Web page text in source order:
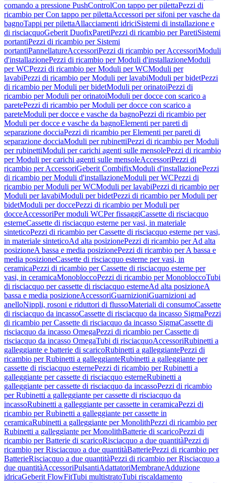
comando a pressione PushControlCon tappo per pilettaPezzi di
ricambio per Con tappo per pilettaAccessori per sifoni per vasche da
bagnoTappi per pilettaAllacciamenti idriciSistemi di installazione e
di risciacquoGeberit DuofixParetiPezzi di ricambio per ParetiSistemi
portantiPezzi di ricambio per Sistemi
portantiPannellatureAccessoriPezzi di ricambio per AccessoriModuli
d'installazionePezzi di ricambio per Moduli d'installazioneModuli
per WCPezzi di ricambio per Moduli per WCModuli per
lavabiPezzi di ricambio per Moduli per lavabiModuli per bidetPezzi
di ricambio per Moduli per bidetModuli per orinatoiPezzi di
ricambio per Moduli per orinatoiModuli per docce con scarico a
paretePezzi di ricambio per Moduli per docce con scarico a
pareteModuli per docce e vasche da bagnoPezzi di ricambio per
Moduli per docce e vasche da bagnoElementi per pareti di
separazione docciaPezzi di ricambio per Elementi per pareti di
separazione docciaModuli per rubinettiPezzi di ricambio per Moduli
per rubinettiModuli per carichi agenti sulle mensolePezzi di ricambio
per Moduli per carichi agenti sulle mensoleAccessoriPezzi di
ricambio per AccessoriGeberit CombifixModuli d'installazionePezzi
di ricambio per Moduli d'installazioneModuli per WCPezzi di
ricambio per Moduli per WCModuli per lavabiPezzi di ricambio per
Moduli per lavabiModuli per bidetPezzi di ricambio per Moduli per
bidetModuli per doccePezzi di ricambio per Moduli per
docceAccessoriPer moduli WCPer fissaggiCassette di risciacquo
esterneCassette di risciacquo esterne per vasi, in materiale
sinteticoPezzi di ricambio per Cassette di risciacquo esterne per vasi,
in materiale sinteticoAd alta posizionePezzi di ricambio per Ad alta
posizioneA bassa e media posizionePezzi di ricambio per A bassa e
media posizioneCassette di risciacquo esterne per vasi, in
ceramicaPezzi di ricambio per Cassette di risciacquo esterne per
vasi, in ceramicaMonobloccoPezzi di ricambio per MonobloccoTubi
di risciacquo per cassette di risciacquo esterneAd alta posizioneA
bassa e media posizioneAccessoriGuarnizioniGuarnizioni ad
anelloNippli, rosoni e riduttori di flussoMateriali di consumoCassette
di risciacquo da incassoCassette di risciacquo da incasso SigmaPezzi
di ricambio per Cassette di risciacquo da incasso SigmaCassette di
risciacquo da incasso OmegaPezzi di ricambio per Cassette di
risciacquo da incasso OmegaTubi di risciacquoAccessoriRubinetti a
galleggiante e batterie di scaricoRubinetti a galleggiantePezzi di
ricambio per Rubinetti a galleggianteRubinetti a galleggiante per
cassette di risciacquo esternePezzi di ricambio per Rubinetti a
galleggiante per cassette di risciacquo esterneRubinetti a
galleggiante per cassette di risciacquo da incassoPezzi di ricambio
per Rubinetti a galleggiante per cassette di risciacquo da
incassoRubinetti a galleggiante per cassette in ceramicaPezzi di
ricambio per Rubinetti a galleggiante per cassette in
ceramicaRubinetti a galleggiante per MonolithPezzi di ricambio per
Rubinetti a galleggiante per MonolithBatterie di scaricoPezzi di
ricambio per Batterie di scaricoRisciacquo a due quantitàPezzi di
ricambio per Risciacquo a due quantitàBatteriePezzi di ricambio per
BatterieRisciacquo a due quantitàPezzi di ricambio per Risciacquo a
due quantitàAccessoriPulsantiAdattatoriMembraneAdduzione
idricaGeberit FlowFitTubi multistratoTubi riscaldamento